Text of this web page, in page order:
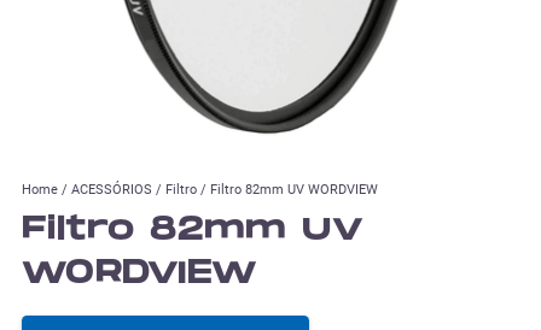
Home / ACESSÓRIOS / Filtro / Filtro 82mm UV WORDVIEW
Filtro 82mm UV
WORDVIEW